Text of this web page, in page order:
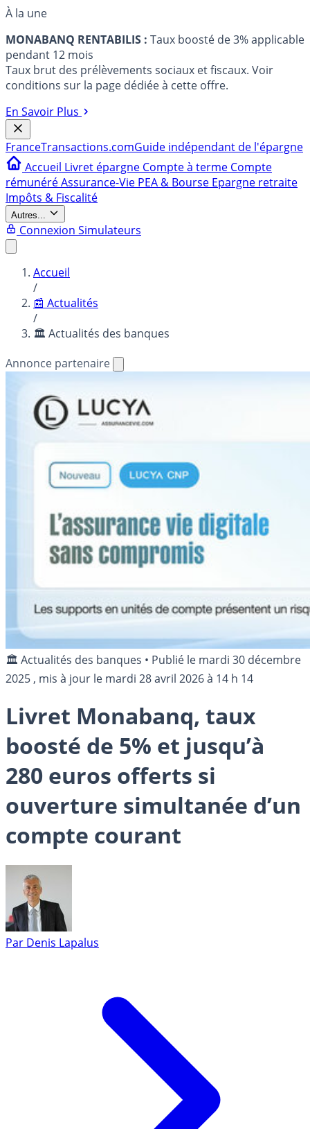
À la une
MONABANQ RENTABILIS : Taux boosté de 3% applicable
pendant 12 mois
Taux brut des prélèvements sociaux et fiscaux. Voir
conditions sur la page dédiée à cette offre.
En Savoir Plus
FranceTransactions.comGuide indépendant de l'épargne
Accueil Livret épargne Compte à terme Compte
rémunéréAssurance-Vie PEA & Bourse Epargne retraite
Impôts & Fiscalité
Autres...
Connexion Simulateurs
Accueil
/
📰 Actualités
/
🏛️ Actualités des banques
Annonce partenaire
🏛️ Actualités des banques • Publié le mardi 30 décembre
2025 , mis à jour le mardi 28 avril 2026 à 14 h 14
Livret Monabanq, taux
boosté de 5% et jusqu’à
280 euros offerts si
ouverture simultanée d’un
compte courant
Par Denis Lapalus